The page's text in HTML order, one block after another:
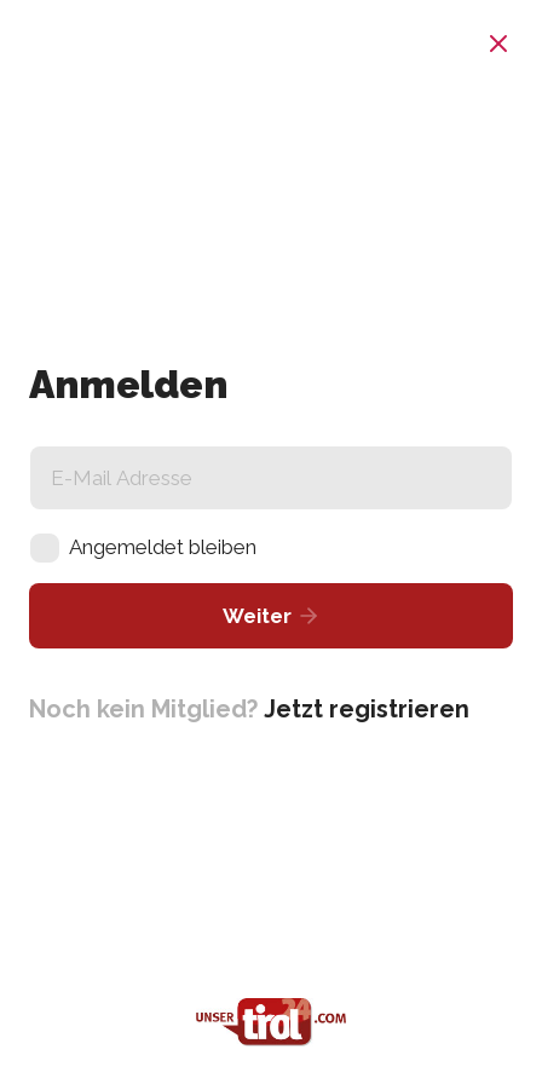
Anmelden
Angemeldet bleiben
Weiter
Noch kein Mitglied? Jetzt registrieren